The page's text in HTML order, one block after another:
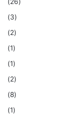
(26)
(3)
(2)
(1)
(1)
(2)
(8)
(1)